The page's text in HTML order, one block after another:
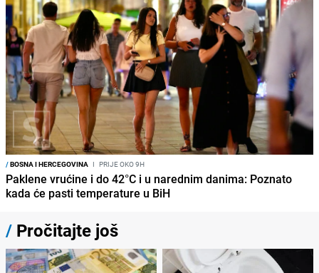
/BOSNA I HERCEGOVINA I PRIJE OKO 9H
Paklene vrućine i do 42°C i u narednim danima: Poznato
kada će pasti temperature u BiH
/ Pročitajte još